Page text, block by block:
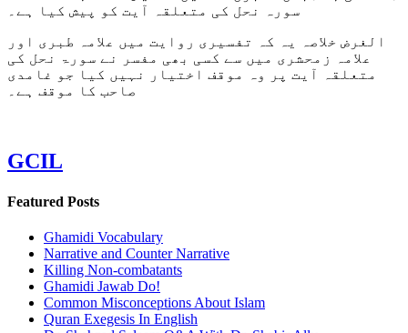
سورہ نحل کی متعلقہ آیت کو پیش کیا ہے۔
الغرض خلاصہ یہ کہ تفسیری روایت میں علامہ طبری اور
علامہ زمحشری میں سے کسی بھی مفسر نے سورۃ نحل کی
متعلقہ آیت پر وہ موقف اختیار نہیں کیا جو غامدی
صاحب کا موقف ہے۔
GCIL
Featured Posts
Ghamidi Vocabulary
Narrative and Counter Narrative
Killing Non-combatants
Ghamidi Jawab Do!
Common Misconceptions About Islam
Quran Exegesis In English